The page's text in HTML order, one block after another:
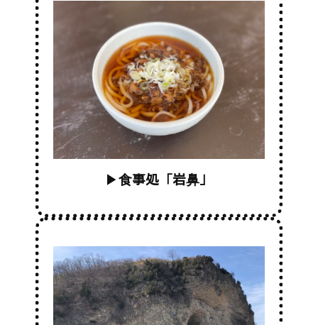
▶⾷事処「岩⿐」